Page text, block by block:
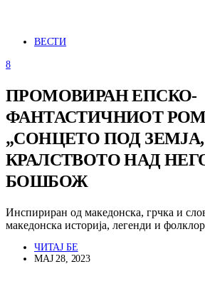
ВЕСТИ
8
ПРОМОВИРАН ЕПСКО-
ФАНТАСТИЧНИОТ
„СОНЦЕТО ПОД ЗЕМЈА,
КРАЛСТВОТО НАД
БОШБОЖ
Инспириран од македонска, грчка и
македонска историја, легенди и
ЧИТАЈ БЕ
МАЈ 28, 2023